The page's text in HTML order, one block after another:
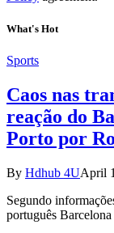
What's Hot
Sports
Caos nas
reação do
Porto por
By Hdhub 4UApril
Segundo
português